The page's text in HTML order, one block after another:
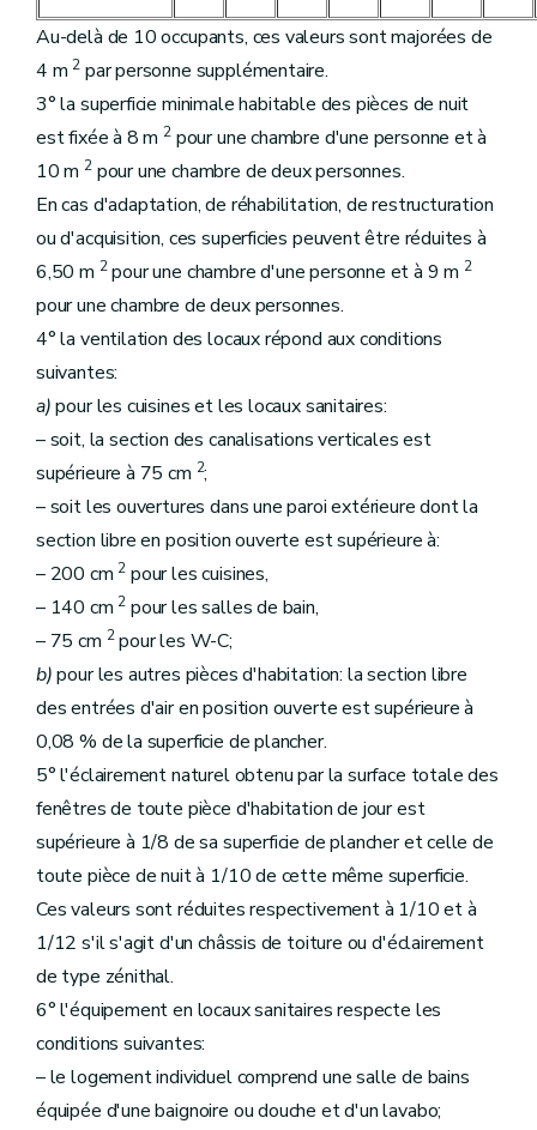
Au-delà de 10 occupants, ces valeurs sont majorées de
4 m 2 par personne supplémentaire.
3° la superficie minimale habitable des pièces de nuit
est fixée à 8 m 2pour une chambre d'une personne et à
10 m 2pour une chambre de deux personnes.
En cas d'adaptation, de réhabilitation, de restructuration
ou d'acquisition, ces superficies peuvent être réduites à
6,50 m 2pour une chambre d'une personne et à 9 m 2
pour une chambre de deux personnes.
4° la ventilation des locaux répond aux conditions
suivantes:
a)pour les cuisines et les locaux sanitaires:
– soit, la section des canalisations verticales est
supérieure à 75 cm 2;
– soit les ouvertures dans une paroi extérieure dont la
section libre en position ouverte est supérieure à:
– 200 cm 2 pour les cuisines,
– 140 cm 2 pour les salles de bain,
– 75 cm 2pour les W-C;
b)pour les autres pièces d'habitation: la section libre
des entrées d'air en position ouverte est supérieure à
0,08 % de la superficie de plancher.
5° l'éclairement naturel obtenu par la surface totale des
fenêtres de toute pièce d'habitation de jour est
supérieure à 1/8 de sa superficie de plancher et celle de
toute pièce de nuit à 1/10 de cette même superficie.
Ces valeurs sont réduites respectivement à 1/10 et à
1/12 s'il s'agit d'un châssis de toiture ou d'éclairement
de type zénithal.
6° l'équipement en locaux sanitaires respecte les
conditions suivantes:
– le logement individuel comprend une salle de bains
équipée d'une baignoire ou douche et d'un lavabo;